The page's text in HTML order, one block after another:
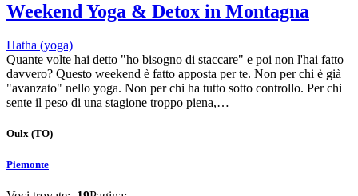
Weekend Yoga & Detox in Montagna
Hatha (yoga)
Quante volte hai detto "ho bisogno di staccare" e poi non l'hai fatto
davvero? Questo weekend è fatto apposta per te. Non per chi è già
"avanzato" nello yoga. Non per chi ha tutto sotto controllo. Per chi
sente il peso di una stagione troppo piena,…
Oulx (TO)
Piemonte